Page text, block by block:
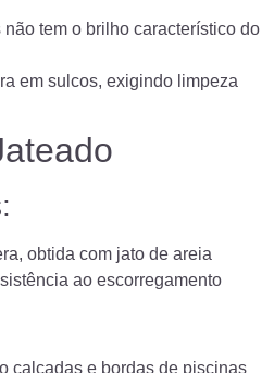
não tem o brilho característico do
em sulcos, exigindo limpeza
obtida com jato de areia
ao escorregamento
calçadas e bordas de piscinas